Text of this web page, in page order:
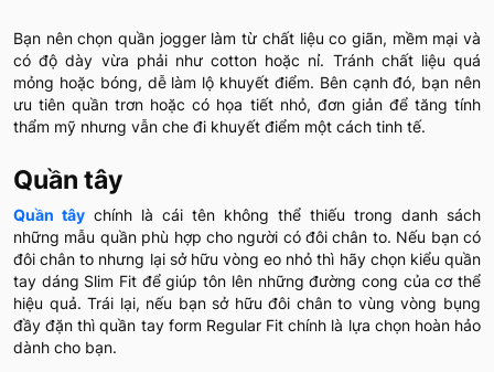
Bạn nên chọn quần jogger làm từ chất liệu co giãn, mềm mại và
có độ dày vừa phải như cotton hoặc nỉ. Tránh chất liệu quá
mỏng hoặc bóng, dễ làm lộ khuyết điểm. Bên cạnh đó, bạn nên
ưu tiên quần trơn hoặc có họa tiết nhỏ, đơn giản để tăng tính
thẩm mỹ nhưng vẫn che đi khuyết điểm một cách tinh tế.
Quần tây
Quần tây chính là cái tên không thể thiếu trong danh sách
những mẫu quần phù hợp cho người có đôi chân to. Nếu bạn có
đôi chân to nhưng lại sở hữu vòng eo nhỏ thì hãy chọn kiểu quần
tay dáng Slim Fit để giúp tôn lên những đường cong của cơ thể
hiệu quả. Trái lại, nếu bạn sở hữu đôi chân to vùng vòng bụng
đầy đặn thì quần tay form Regular Fit chính là lựa chọn hoàn hảo
dành cho bạn.